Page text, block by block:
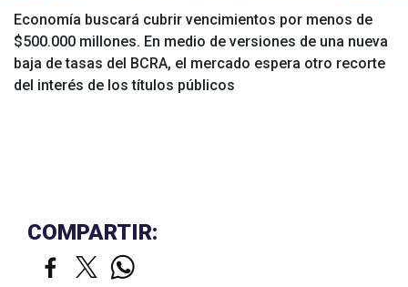
Economía buscará cubrir vencimientos por menos de
$500.000 millones. En medio de versiones de una nueva
baja de tasas del BCRA, el mercado espera otro recorte
del interés de los títulos públicos
COMPARTIR: